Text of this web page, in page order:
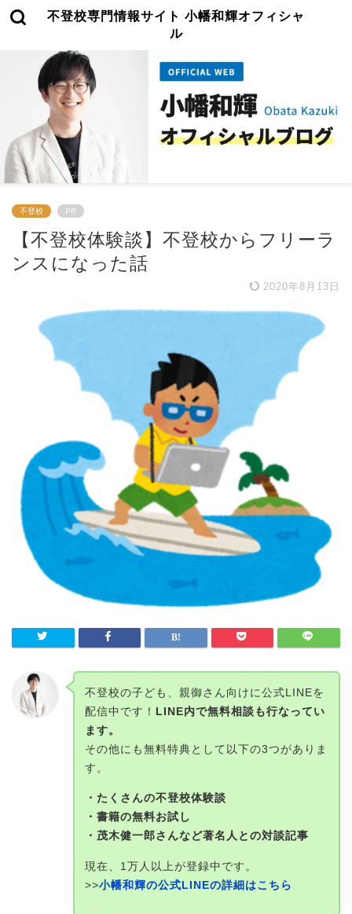
不登校専門情報サイト 小幡和輝オフィシャ
ル
不登校 PR
【不登校体験談】不登校からフリーラ
ンスになった話
2020年8月13日
不登校の子ども、親御さん向けに公式LINEを
配信中です！ LINE内で無料相談も行なってい
ます。
その他にも無料特典として以下の3つがありま
す。
・たくさんの不登校体験談
・書籍の無料お試し
・茂木健一郎さんなど著名人との対談記事
現在、1万人以上が登録中です。
>>小幡和輝の公式LINEの詳細はこちら